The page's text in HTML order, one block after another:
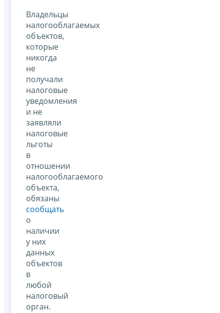
Владельцы
налогооблагаемых
объектов,
которые
никогда
не
получали
налоговые
уведомления
и не
заявляли
налоговые
льготы
в
отношении
налогооблагаемого
объекта,
обязаны
сообщать
о
наличии
у них
данных
объектов
в
любой
налоговый
орган.